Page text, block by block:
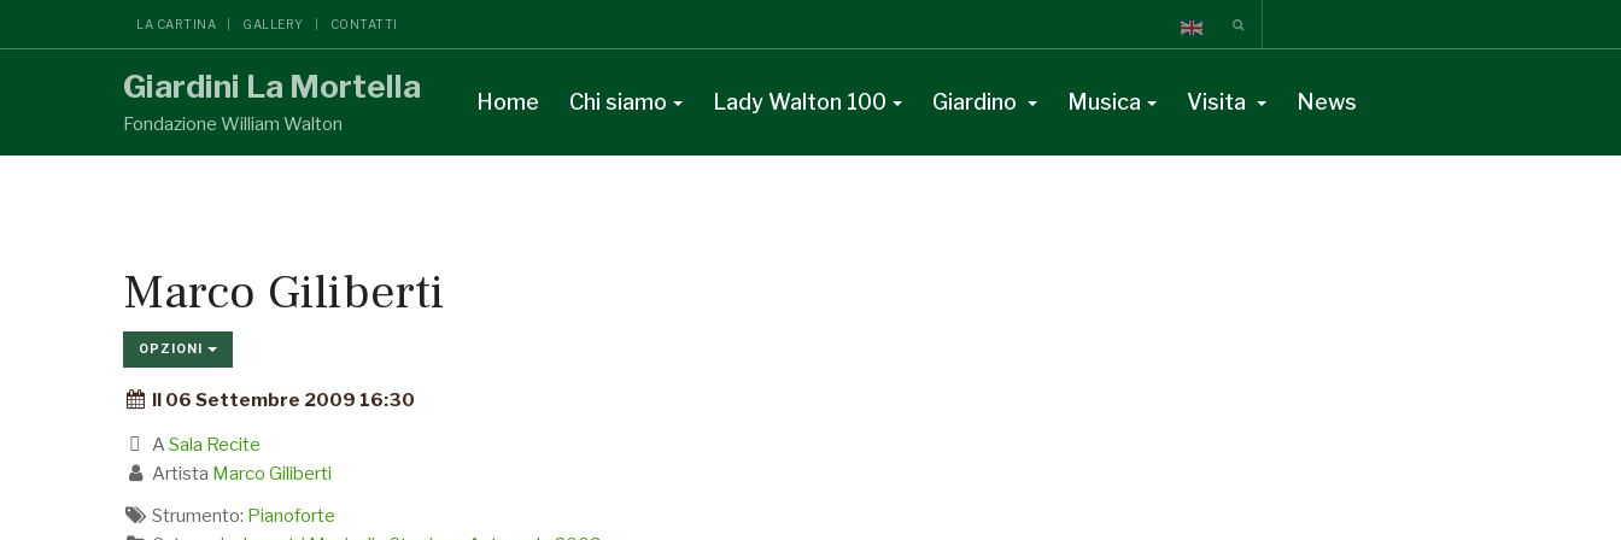
LA CARTINA GALLERY CONTATTI
Giardini La Mortella
Fondazione William Walton
Home Chi siamo Lady Walton 100 Giardino Musica Visita News
Marco Giliberti
OPZIONI
Il 06 Settembre 2009 16:30
A Sala Recite
Artista Marco Giliberti
Strumento: Pianoforte